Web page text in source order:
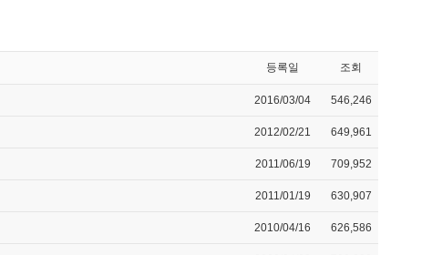
등록일 조회
2016/03/04 546,246
2012/02/21 649,961
2011/06/19 709,952
2011/01/19 630,907
2010/04/16 626,586